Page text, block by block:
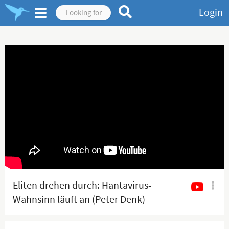
Login
Eliten drehen durch: Hantavirus-
Wahnsinn läuft an (Peter Denk)